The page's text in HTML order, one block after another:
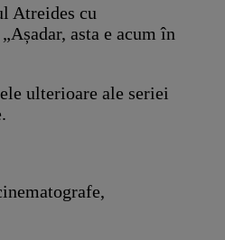
Atreides cu
asta e acum în
ulterioare ale seriei